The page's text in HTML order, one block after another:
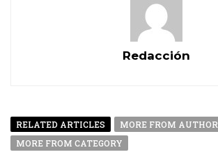
Redacción
RELATED ARTICLES
MORE FROM AUTHOR
MORE FROM CATEGORY